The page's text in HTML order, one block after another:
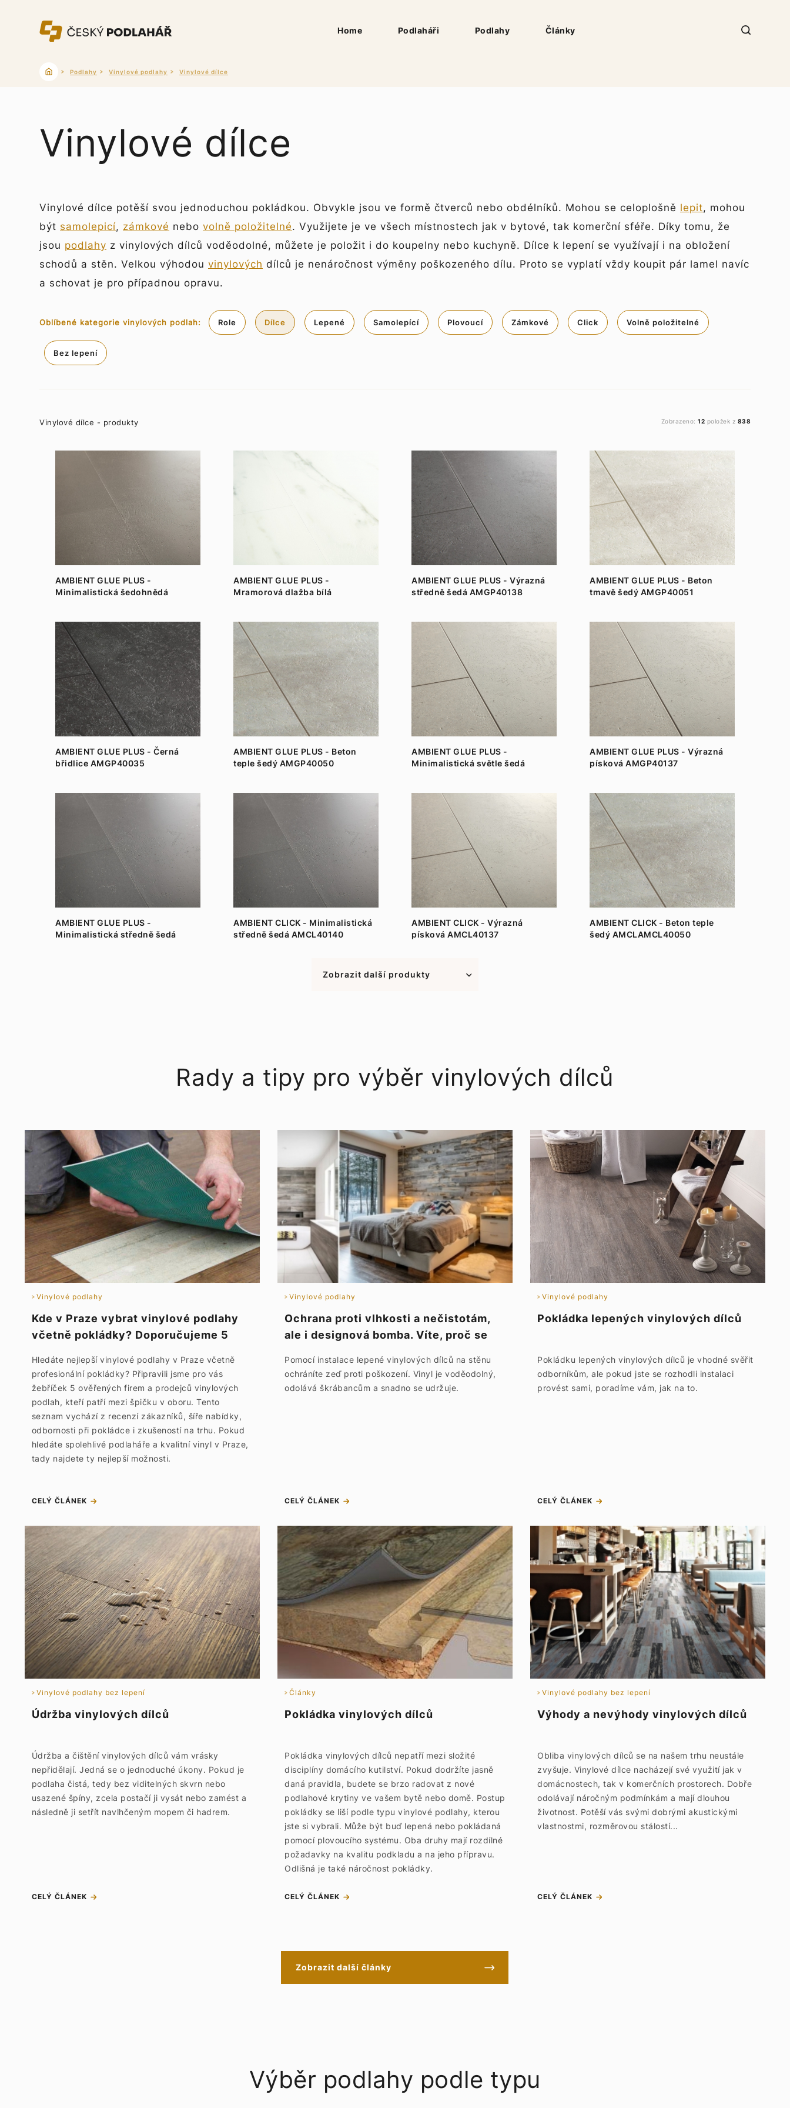
Home Podlaháři Podlahy Články
Podlahy Vinylové podlahy Vinylové dílce
Vinylové dílce
Vinylové dílce potěší svou jednoduchou pokládkou. Obvykle jsou ve formě čtverců nebo obdélníků. Mohou se celoplošně lepit, mohou
být samolepicí, zámkové nebo volně položitelné. Využijete je ve všech místnostech jak v bytové, tak komerční sféře. Díky tomu, že
jsou podlahy z vinylových dílců voděodolné, můžete je položit i do koupelny nebo kuchyně. Dílce k lepení se využívají i na obložení
schodů a stěn. Velkou výhodou vinylových dílců je nenáročnost výměny poškozeného dílu. Proto se vyplatí vždy koupit pár lamel navíc
a schovat je pro případnou opravu.
Oblíbené kategorie vinylových podlah: Role Dílce Lepené Samolepící Plovoucí Zámkové Click Volně položitelné
Bez lepení
Zobrazeno: 12 položek z 838
Vinylové dílce - produkty
AMBIENT GLUE PLUS -
Minimalistická šedohnědá
AMBIENT GLUE PLUS -
Mramorová dlažba bílá
AMBIENT GLUE PLUS - Výrazná
středně šedá AMGP40138
AMBIENT GLUE PLUS - Beton
tmavě šedý AMGP40051
AMBIENT GLUE PLUS - Černá
břidlice AMGP40035
AMBIENT GLUE PLUS - Beton
teple šedý AMGP40050
AMBIENT GLUE PLUS -
Minimalistická světle šedá
AMBIENT GLUE PLUS - Výrazná
písková AMGP40137
AMBIENT GLUE PLUS -
Minimalistická středně šedá
AMBIENT CLICK - Minimalistická
středně šedá AMCL40140
AMBIENT CLICK - Výrazná
písková AMCL40137
AMBIENT CLICK - Beton teple
šedý AMCLAMCL40050
Zobrazit další produkty
Rady a tipy pro výběr vinylových dílců
Vinylové podlahy
Kde v Praze vybrat vinylové podlahy
včetně pokládky? Doporučujeme 5
Hledáte nejlepší vinylové podlahy v Praze včetně
profesionální pokládky? Připravili jsme pro vás
žebříček 5 ověřených firem a prodejců vinylových
podlah, kteří patří mezi špičku v oboru. Tento
seznam vychází z recenzí zákazníků, šíře nabídky,
odbornosti při pokládce i zkušeností na trhu. Pokud
hledáte spolehlivé podlaháře a kvalitní vinyl v Praze,
tady najdete ty nejlepší možnosti.
CELÝ ČLÁNEK
Vinylové podlahy
Ochrana proti vlhkosti a nečistotám,
ale i designová bomba. Víte, proč se
Pomocí instalace lepené vinylových dílců na stěnu
ochráníte zeď proti poškození. Vinyl je voděodolný,
odolává škrábancům a snadno se udržuje.
CELÝ ČLÁNEK
Vinylové podlahy
Pokládka lepených vinylových dílců
Pokládku lepených vinylových dílců je vhodné svěřit
odborníkům, ale pokud jste se rozhodli instalaci
provést sami, poradíme vám, jak na to.
CELÝ ČLÁNEK
Vinylové podlahy bez lepení
Údržba vinylových dílců
Údržba a čištění vinylových dílců vám vrásky
nepřidělají. Jedná se o jednoduché úkony. Pokud je
podlaha čistá, tedy bez viditelných skvrn nebo
usazené špíny, zcela postačí ji vysát nebo zamést a
následně ji setřít navlhčeným mopem či hadrem.
CELÝ ČLÁNEK
Články
Pokládka vinylových dílců
Pokládka vinylových dílců nepatří mezi složité
disciplíny domácího kutilství. Pokud dodržíte jasně
daná pravidla, budete se brzo radovat z nové
podlahové krytiny ve vašem bytě nebo domě. Postup
pokládky se liší podle typu vinylové podlahy, kterou
jste si vybrali. Může být buď lepená nebo pokládaná
pomocí plovoucího systému. Oba druhy mají rozdílné
požadavky na kvalitu podkladu a na jeho přípravu.
Odlišná je také náročnost pokládky.
CELÝ ČLÁNEK
Vinylové podlahy bez lepení
Výhody a nevýhody vinylových dílců
Obliba vinylových dílců se na našem trhu neustále
zvyšuje. Vinylové dílce nacházejí své využití jak v
domácnostech, tak v komerčních prostorech. Dobře
odolávají náročným podmínkám a mají dlouhou
životnost. Potěší vás svými dobrými akustickými
vlastnostmi, rozměrovou stálostí...
CELÝ ČLÁNEK
Zobrazit další články
Výběr podlahy podle typu